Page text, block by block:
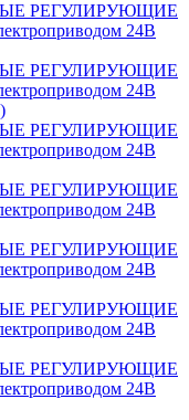
РЕГУЛИРУЮЩИЕ
24В
РЕГУЛИРУЮЩИЕ
24В
РЕГУЛИРУЮЩИЕ
24В
РЕГУЛИРУЮЩИЕ
24В
РЕГУЛИРУЮЩИЕ
24В
РЕГУЛИРУЮЩИЕ
24В
РЕГУЛИРУЮЩИЕ
24В